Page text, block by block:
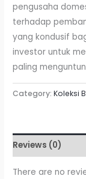
pengusaha
terhadap
yang kondusif
investor untuk
paling
Category:Koleksi
Reviews (0)
There are no